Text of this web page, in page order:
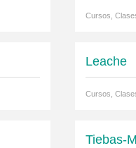
Cursos,
Leache
Cursos,
Tiebas-